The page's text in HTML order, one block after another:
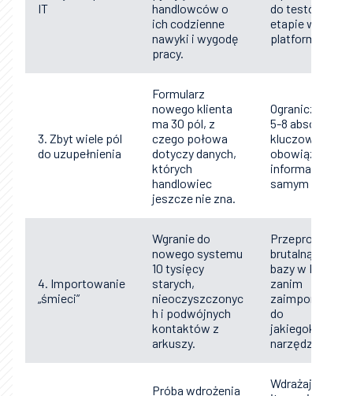
IT
handlowców o
ich codzienne
nawyki i wygodę
pracy.
do testów już
etapie wyboru
platformy.
3. Zbyt wiele pól
do uzupełnienia
Formularz
nowego klienta
ma 30 pól, z
czego połowa
dotyczy danych,
których
handlowiec
jeszcze nie zna.
Ogranicz się do
5-8 absolutnie
kluczowych i
informacji na
samym starcie.
4. Importowanie
„śmieci”
Wgranie do
nowego systemu
10 tysięcy
starych,
nieoczyszczonyc
h i podwójnych
kontaktów z
arkuszy.
Przeprowadź
brutalną
bazy w Excelu,
zanim
zaimportujesz
do
jakiegokolwiek
narzędzia.
Próba wdrożenia
Wdrażaj